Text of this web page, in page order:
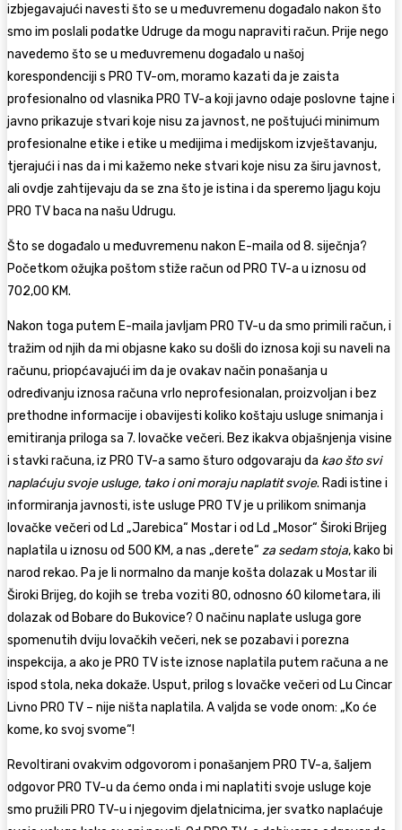
izbjegavajući navesti što se u međuvremenu događalo nakon što
smo im poslali podatke Udruge da mogu napraviti račun. Prije nego
navedemo što se u međuvremenu događalo u našoj
korespondenciji s PRO TV-om, moramo kazati da je zaista
profesionalno od vlasnika PRO TV-a koji javno odaje poslovne tajne i
javno prikazuje stvari koje nisu za javnost, ne poštujući minimum
profesionalne etike i etike u medijima i medijskom izvještavanju,
tjerajući i nas da i mi kažemo neke stvari koje nisu za širu javnost,
ali ovdje zahtijevaju da se zna što je istina i da speremo ljagu koju
PRO TV baca na našu Udrugu.
Što se događalo u međuvremenu nakon E-maila od 8. siječnja?
Početkom ožujka poštom stiže račun od PRO TV-a u iznosu od
702,00 KM.
Nakon toga putem E-maila javljam PRO TV-u da smo primili račun, i
tražim od njih da mi objasne kako su došli do iznosa koji su naveli na
računu, priopćavajući im da je ovakav način ponašanja u
određivanju iznosa računa vrlo neprofesionalan, proizvoljan i bez
prethodne informacije i obavijesti koliko koštaju usluge snimanja i
emitiranja priloga sa 7. lovačke večeri. Bez ikakva objašnjenja visine
i stavki računa, iz PRO TV-a samo šturo odgovaraju da kao što svi
naplaćuju svoje usluge, tako i oni moraju naplatit svoje. Radi istine i
informiranja javnosti, iste usluge PRO TV je u prilikom snimanja
lovačke večeri od Ld „Jarebica“ Mostar i od Ld „Mosor“ Široki Brijeg
naplatila u iznosu od 500 KM, a nas „derete“ za sedam stoja, kako bi
narod rekao. Pa je li normalno da manje košta dolazak u Mostar ili
Široki Brijeg, do kojih se treba voziti 80, odnosno 60 kilometara, ili
dolazak od Bobare do Bukovice? O načinu naplate usluga gore
spomenutih dviju lovačkih večeri, nek se pozabavi i porezna
inspekcija, a ako je PRO TV iste iznose naplatila putem računa a ne
ispod stola, neka dokaže. Usput, prilog s lovačke večeri od Lu Cincar
Livno PRO TV – nije ništa naplatila. A valjda se vode onom: „Ko će
kome, ko svoj svome“!
Revoltirani ovakvim odgovorom i ponašanjem PRO TV-a, šaljem
odgovor PRO TV-u da ćemo onda i mi naplatiti svoje usluge koje
smo pružili PRO TV-u i njegovim djelatnicima, jer svatko naplaćuje